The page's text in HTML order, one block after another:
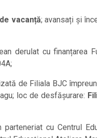
vacanță; avansați și
derulat cu finanțarea
de Filiala BJC
loc de desfășurare:
cu Centrul